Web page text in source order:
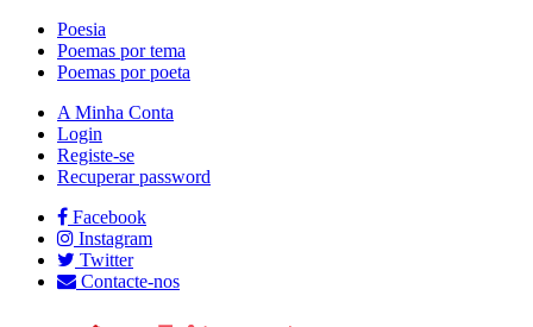
Poesia
Poemas por tema
Poemas por poeta
A Minha Conta
Login
Registe-se
Recuperar password
Facebook
Instagram
Twitter
Contacte-nos